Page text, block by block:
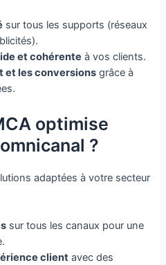
sur tous les supports (réseaux
et cohérente à vos clients.
et les conversions grâce à
optimise
?
adaptées à votre secteur
sur tous les canaux pour une
client avec des